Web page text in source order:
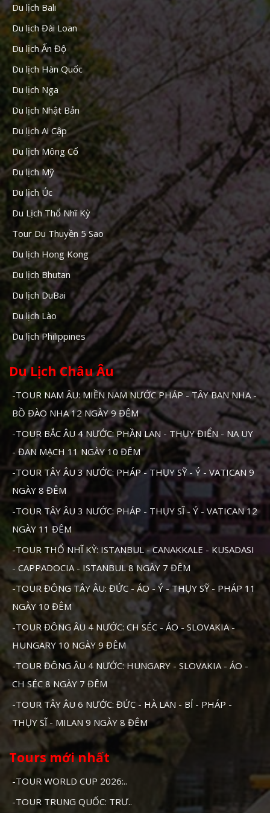
Du lịch Bali
Du lịch Đài Loan
Du lịch Ấn Độ
Du lịch Hàn Quốc
Du lịch Nga
Du lịch Nhật Bản
Du lịch Ai Cập
Du lịch Mông Cổ
Du lịch Mỹ
Du lịch Úc
Du Lịch Thổ Nhĩ Kỳ
Tour Du Thuyền 5 Sao
Du lịch Hong Kong
Du lịch Bhutan
Du lịch DuBai
Du lịch Lào
Du lịch Philippines
Du Lịch Châu Âu
-TOUR NAM ÂU: MIỀN NAM NƯỚC PHÁP - TÂY BAN NHA -
BỒ ĐÀO NHA 12 NGÀY 9 ĐÊM
-TOUR BẮC ÂU 4 NƯỚC: PHẦN LAN - THỤY ĐIỂN - NA UY
- ĐAN MẠCH 11 NGÀY 10 ĐÊM
-TOUR TÂY ÂU 3 NƯỚC: PHÁP - THỤY SỸ - Ý - VATICAN 9
NGÀY 8 ĐÊM
-TOUR TÂY ÂU 3 NƯỚC: PHÁP - THỤY SĨ - Ý - VATICAN 12
NGÀY 11 ĐÊM
-TOUR THỔ NHĨ KỲ: ISTANBUL - CANAKKALE - KUSADASI
- CAPPADOCIA - ISTANBUL 8 NGÀY 7 ĐÊM
-TOUR ĐÔNG TÂY ÂU: ĐỨC - ÁO - Ý - THỤY SỸ - PHÁP 11
NGÀY 10 ĐÊM
-TOUR ĐÔNG ÂU 4 NƯỚC: CH SÉC - ÁO - SLOVAKIA -
HUNGARY 10 NGÀY 9 ĐÊM
-TOUR ĐÔNG ÂU 4 NƯỚC: HUNGARY - SLOVAKIA - ÁO -
CH SÉC 8 NGÀY 7 ĐÊM
-TOUR TÂY ÂU 6 NƯỚC: ĐỨC - HÀ LAN - BỈ - PHÁP -
THỤY SĨ - MILAN 9 NGÀY 8 ĐÊM
Tours mới nhất
-TOUR WORLD CUP 2026:..
-TOUR TRUNG QUỐC: TRƯ..